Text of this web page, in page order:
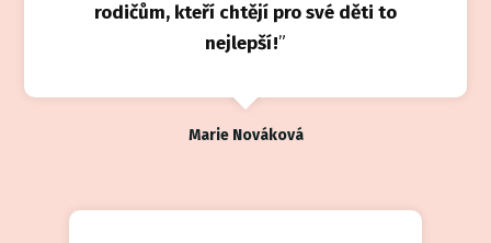
rodičům, kteří chtějí pro své děti to
nejlepší!”
Marie Nováková